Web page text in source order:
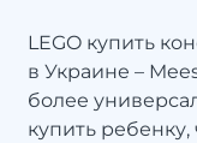
LEGO купить
в ​​Украине –
более
купить ребенку,